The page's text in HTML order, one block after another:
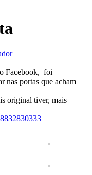
Facebook, foi
nas portas que acham
original tiver, mais